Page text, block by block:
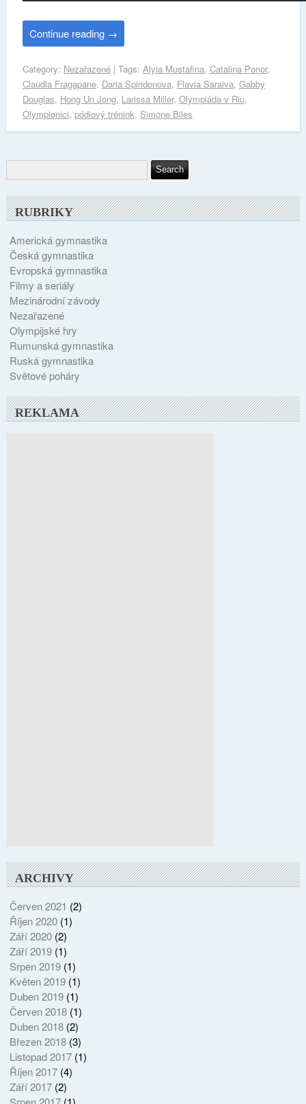
Continue reading →
Category: Nezařazené| Tags: Alyia Mustafina, Catalina Ponor,
Claudia Fragapane, Daria Spiridonova, Flavia Saraiva, Gabby
Douglas, Hong Un Jong, Larissa Miller, Olympiáda v Riu,
Olympionici, pódiový trénink, Simone Biles
RUBRIKY
Americká gymnastika
Česká gymnastika
Evropská gymnastika
Filmy a seriály
Mezinárodní závody
Nezařazené
Olympijské hry
Rumunská gymnastika
Ruská gymnastika
Světové poháry
REKLAMA
ARCHIVY
Červen 2021 (2)
Říjen 2020(1)
Září 2020(2)
Září 2019(1)
Srpen 2019(1)
Květen 2019(1)
Duben 2019(1)
Červen 2018(1)
Duben 2018(2)
Březen 2018(3)
Listopad 2017(1)
Říjen 2017(4)
Září 2017(2)